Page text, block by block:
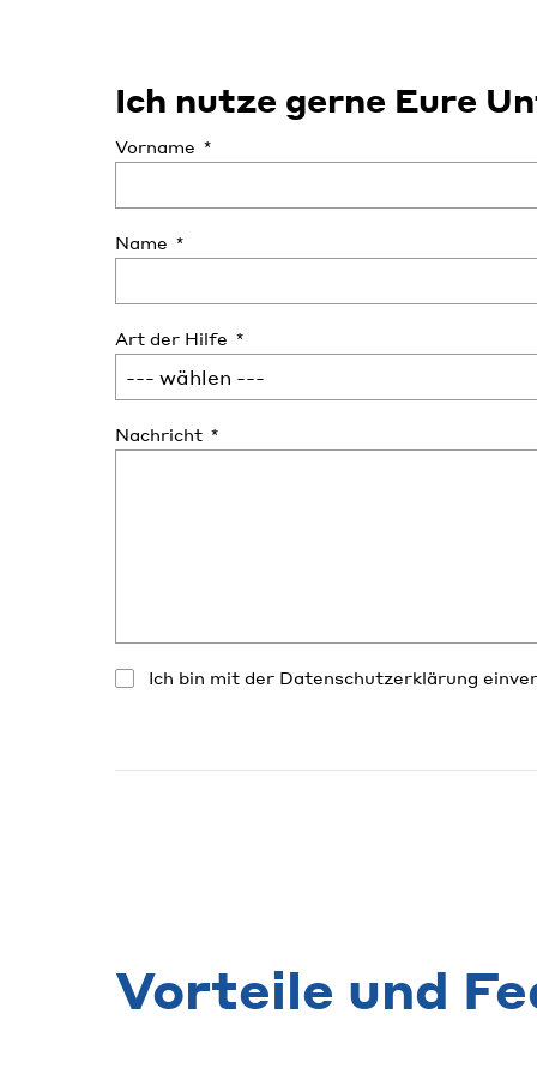
Ich nutze gerne Eure
Vorname
Name
Art der Hilfe
Nachricht
Ich bin mit der Datenschutzerklärung
Vorteile und